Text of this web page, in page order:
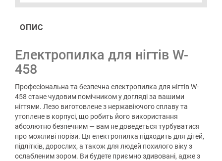
ОПИС
Електропилка для нігтів W-
458
Професіональна та безпечна електропилка для нігтів W-
458 стане чудовим помічником у догляді за вашими
нігтями. Лезо виготовлене з нержавіючого сплаву та
утоплене в корпусі, що робить його використання
абсолютно безпечним — вам не доведеться турбуватися
про можливі порізи. Ця електропилка підходить для дітей,
підлітків, дорослих, а також для людей похилого віку з
ослабленим зором. Ви будете приємно здивовані, адже з